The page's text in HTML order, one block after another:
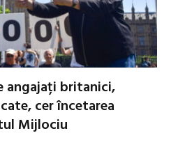
angajați britanici,
cer încetarea
Mijlociu